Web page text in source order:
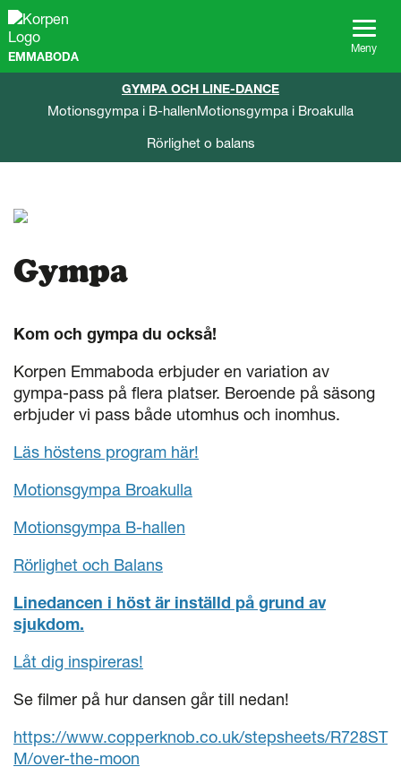
G
EMMABODA
Meny
GYMPA OCH LINE-DANCE
Motionsgympa i B-hallenMotionsgympa i Broakulla
Rörlighet o balans
Gympa
Kom och gympa du också!
Korpen Emmaboda erbjuder en variation av
gympa-pass på flera platser. Beroende på säsong
erbjuder vi pass både utomhus och inomhus.
Läs höstens program här!
Motionsgympa Broakulla
Motionsgympa B-hallen
Rörlighet och Balans
Linedancen i höst är inställd på grund av
sjukdom.
Låt dig inspireras!
Se filmer på hur dansen går till nedan!
https://www.copperknob.co.uk/stepsheets/R728ST
M/over-the-moon